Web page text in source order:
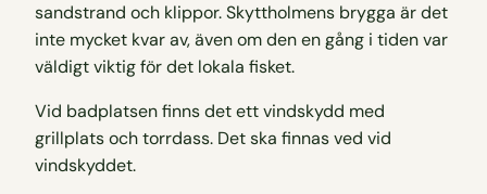
sandstrand och klippor. Skyttholmens brygga är det
inte mycket kvar av, även om den en gång i tiden var
väldigt viktig för det lokala fisket.
Vid badplatsen finns det ett vindskydd med
grillplats och torrdass. Det ska finnas ved vid
vindskyddet.